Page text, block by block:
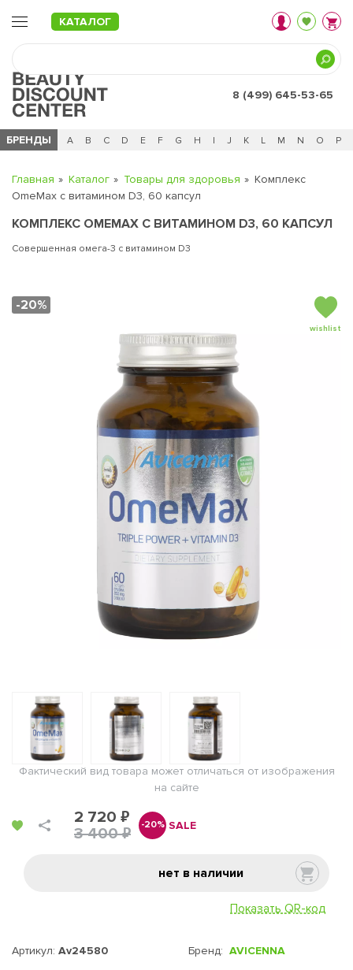
КАТАЛОГ
8 (499) 645-53-65
БРЕНДЫ
Ч 0 - 9 A B C D E F G H I J K L M N O P
Главная Каталог Товары для здоровья
Комплекс
OmeMax с витамином D3, 60 капсул
КОМПЛЕКС OMEMAX С ВИТАМИНОМ D3, 60 КАПСУЛ
Совершенная омега-3 с витамином D3
-20%
wishlist
Фактический вид товара может отличаться от изображения
на сайте
2 720 ₽
3 400 ₽
-20% SALE
нет в наличии
Показать QR-код
Артикул: Av24580
Бренд: AVICENNA